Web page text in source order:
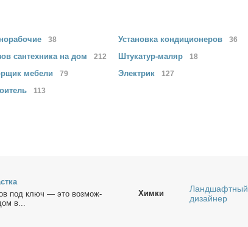
38
сантехника на дом 212
мебели 79
113
Установка кондиционеров 36
Штукатур-маляр 18
Электрик 127
под ключ — это воз­мож­
в...
Химки
Ландшафтный
дизайнер